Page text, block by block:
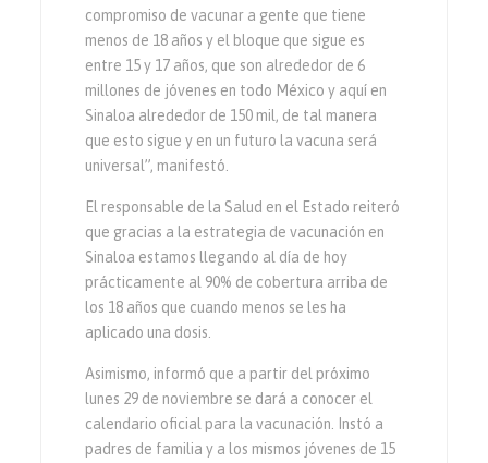
compromiso de vacunar a gente que tiene
menos de 18 años y el bloque que sigue es
entre 15 y 17 años, que son alrededor de 6
millones de jóvenes en todo México y aquí en
Sinaloa alrededor de 150 mil, de tal manera
que esto sigue y en un futuro la vacuna será
universal”, manifestó.
El responsable de la Salud en el Estado reiteró
que gracias a la estrategia de vacunación en
Sinaloa estamos llegando al día de hoy
prácticamente al 90% de cobertura arriba de
los 18 años que cuando menos se les ha
aplicado una dosis.
Asimismo, informó que a partir del próximo
lunes 29 de noviembre se dará a conocer el
calendario oficial para la vacunación. Instó a
padres de familia y a los mismos jóvenes de 15